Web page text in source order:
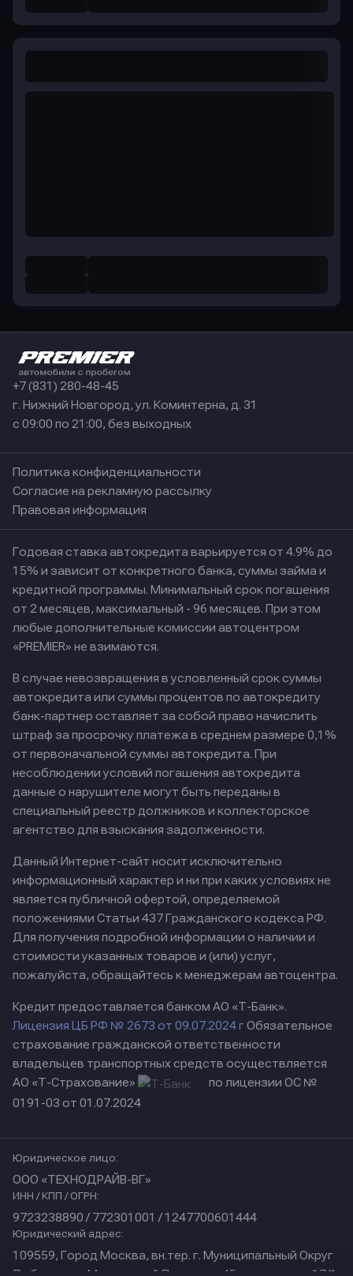
+7 (831) 280-48-45
г. Нижний Новгород, ул. Коминтерна, д. 31
с 09:00 по 21:00, без выходных
Политика конфиденциальности
Согласие на рекламную рассылку
Правовая информация
Годовая ставка автокредита варьируется от 4.9% до
15% и зависит от конкретного банка, суммы займа и
кредитной программы. Минимальный срок погашения
от 2 месяцев, максимальный - 96 месяцев. При этом
любые дополнительные комиссии автоцентром
«PREMIER» не взимаются.
В случае невозвращения в условленный срок суммы
автокредита или суммы процентов по автокредиту
банк-партнер оставляет за собой право начислить
штраф за просрочку платежа в среднем размере 0,1%
от первоначальной суммы автокредита. При
несоблюдении условий погашения автокредита
данные о нарушителе могут быть переданы в
специальный реестр должников и коллекторское
агентство для взыскания задолженности.
Данный Интернет-сайт носит исключительно
информационный характер и ни при каких условиях не
является публичной офертой, определяемой
положениями Статьи 437 Гражданского кодекса РФ.
Для получения подробной информации о наличии и
стоимости указанных товаров и (или) услуг,
пожалуйста, обращайтесь к менеджерам автоцентра.
Кредит предоставляется банком АО «Т-Банк».
Лицензия ЦБ РФ № 2673 от 09.07.2024 гОбязательное
страхование гражданской ответственности
владельцев транспортных средств осуществляется
АО «Т-Страхование»
по лицензии ОС №
0191-03 от 01.07.2024
Юридическое лицо:
ООО «ТЕХНОДРАЙВ-ВГ»
ИНН / КПП / ОГРН:
9723238890 / 772301001 / 1247700601444
Юридический адрес:
109559, Город Москва, вн.тер. г. Муниципальный Округ